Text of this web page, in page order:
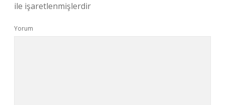
ile işaretlenmişlerdir
Yorum